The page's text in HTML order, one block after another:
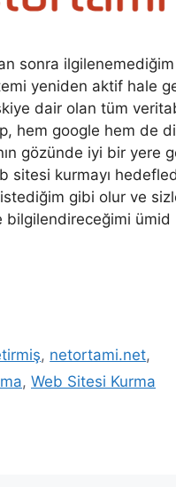
sonra ilgilenemediğim
yeniden aktif hale
dair olan tüm
hem google hem de
gözünde iyi bir yere
sitesi kurmayı
gibi olur ve
bilgilendireceğimi ümid
, netortami.net,
, Web Sitesi Kurma